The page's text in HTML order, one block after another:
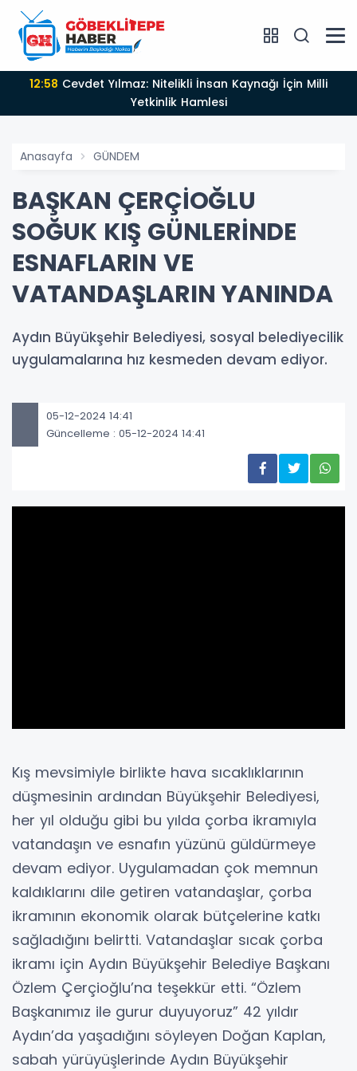
12:58
Yetkinlik Hamlesi
Anasayfa GÜNDEM
BAŞKAN ÇERÇİOĞLU
SOĞUK KIŞ GÜNLERİNDE
ESNAFLARIN VE
VATANDAŞLARIN YANINDA
Aydın Büyükşehir Belediyesi, sosyal belediyecilik
uygulamalarına hız kesmeden devam ediyor.
05-12-2024 14:41
Güncelleme : 05-12-2024 14:41
Kış mevsimiyle birlikte hava sıcaklıklarının
düşmesinin ardından Büyükşehir Belediyesi,
her yıl olduğu gibi bu yılda çorba ikramıyla
vatandaşın ve esnafın yüzünü güldürmeye
devam ediyor. Uygulamadan çok memnun
kaldıklarını dile getiren vatandaşlar, çorba
ikramının ekonomik olarak bütçelerine katkı
sağladığını belirtti. Vatandaşlar sıcak çorba
ikramı için Aydın Büyükşehir Belediye Başkanı
Özlem Çerçioğlu’na teşekkür etti. “Özlem
Başkanımız ile gurur duyuyoruz” 42 yıldır
Aydın’da yaşadığını söyleyen Doğan Kaplan,
sabah yürüyüşlerinde Aydın Büyükşehir